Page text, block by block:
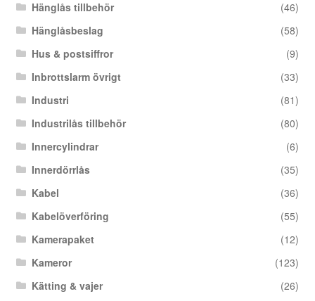
Hänglås tillbehör
(46)
Hänglåsbeslag
(58)
Hus & postsiffror
(9)
Inbrottslarm övrigt
(33)
Industri
(81)
Industrilås tillbehör
(80)
Innercylindrar
(6)
Innerdörrlås
(35)
Kabel
(36)
Kabelöverföring
(55)
Kamerapaket
(12)
Kameror
(123)
Kätting & vajer
(26)